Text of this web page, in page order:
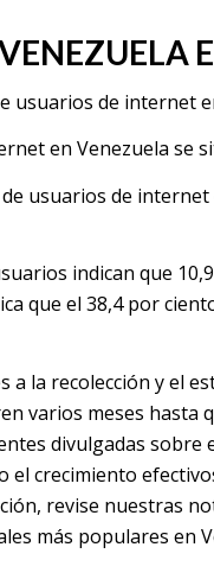
usuarios de internet
en Venezuela se
usuarios de
indican que
que el 38,4 por
a la recolección y el
varios meses hasta
divulgadas
el crecimiento
revise nuestras
más populares en